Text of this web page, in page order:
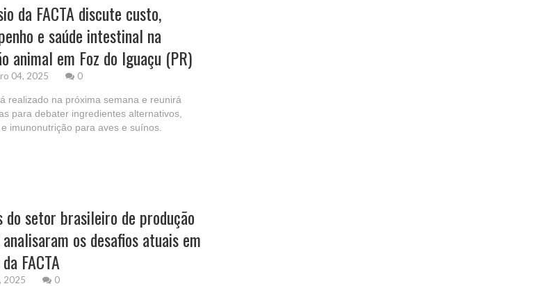
da FACTA discute custo,
e saúde intestinal na
animal em Foz do Iguaçu (PR)
04, 2025 0
realizado na próxima semana e reunirá
para debater ingredientes alternativos,
imunonutrição para aves e suínos.
do setor brasileiro de produção
os desafios atuais em
FACTA
2025 0